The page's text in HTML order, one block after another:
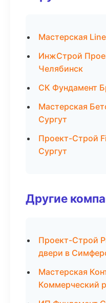
Мастерская
ИнжСтрой
Челябинск
СК Фундамент
Мастерская
Сургут
Проект-Строй
Сургут
Другие
Проект-Строй
двери в
Мастерская
Коммерческий